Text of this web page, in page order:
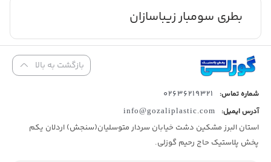
بطری سومبار زیباسازان
بازگشت به بالا
شماره تماس: 02636219321
آدرس ایمیل: info@gozaliplastic.com
استان البرز مشکین دشت خیابان سردار متوسلیان(سنجش) اردلان یکم
پخش پلاستیک حاج رحیم گوزلی.